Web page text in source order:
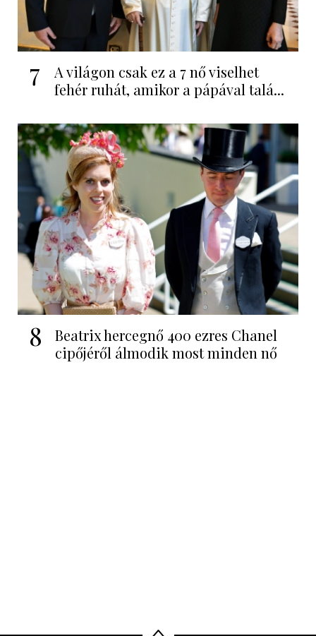
7
A világon csak ez a 7 nő viselhet
fehér ruhát, amikor a pápával talá...
8
Beatrix hercegnő 400 ezres Chanel
cipőjéről álmodik most minden nő